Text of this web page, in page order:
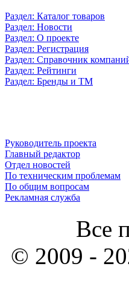
Раздел: Каталог товаров
Раздел: Новости
Раздел: О проекте
Раздел: Регистрация
Раздел: Справочник
Раздел: Рейтинги
Раздел: Бренды и ТМ
Руководитель проекта
Главный редактор
Отдел новостей
По техническим проблемам
По общим вопросам
Рекламная служба
Все
© 2009 -